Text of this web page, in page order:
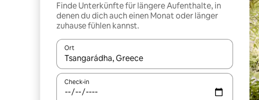
Finde Unterkünfte für längere Aufenthalte, in
denen du dich auch einen Monat oder länger
zuhause fühlen kannst.
Ort
Wenn Ergebnisse verfügbar sind, navigiere mit den
Check-in